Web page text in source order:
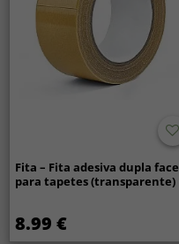
Fita – Fita adesiva dupla face
para tapetes (transparente)
8.99 €